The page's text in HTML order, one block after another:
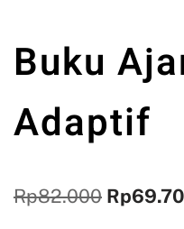
Buku
Adaptif
Rp82.000 Rp